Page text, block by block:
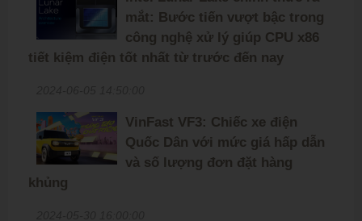
mắt: Bước tiến vượt bậc trong
công nghệ xử lý giúp CPU x86
tiết kiệm điện tốt nhất từ trước đến nay
VinFast VF3: Chiếc xe điện
Quốc Dân với mức giá hấp dẫn
và số lượng đơn đặt hàng
khủng